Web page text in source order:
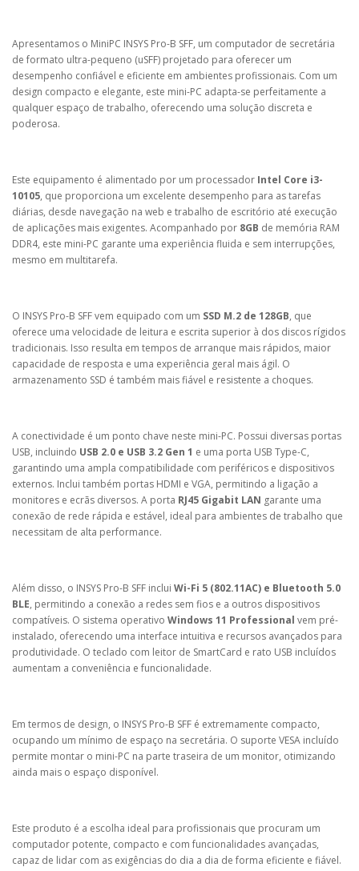
Apresentamos o MiniPC INSYS Pro-B SFF, um computador de secretária
de formato ultra-pequeno (uSFF) projetado para oferecer um
desempenho confiável e eficiente em ambientes profissionais. Com um
design compacto e elegante, este mini-PC adapta-se perfeitamente a
qualquer espaço de trabalho, oferecendo uma solução discreta e
poderosa.
Este equipamento é alimentado por um processador Intel Core i3-
10105, que proporciona um excelente desempenho para as tarefas
diárias, desde navegação na web e trabalho de escritório até execução
de aplicações mais exigentes. Acompanhado por 8GB de memória RAM
DDR4, este mini-PC garante uma experiência fluida e sem interrupções,
mesmo em multitarefa.
O INSYS Pro-B SFF vem equipado com um SSD M.2 de 128GB, que
oferece uma velocidade de leitura e escrita superior à dos discos rígidos
tradicionais. Isso resulta em tempos de arranque mais rápidos, maior
capacidade de resposta e uma experiência geral mais ágil. O
armazenamento SSD é também mais fiável e resistente a choques.
A conectividade é um ponto chave neste mini-PC. Possui diversas portas
USB, incluindo USB 2.0 e USB 3.2 Gen 1 e uma porta USB Type-C,
garantindo uma ampla compatibilidade com periféricos e dispositivos
externos. Inclui também portas HDMI e VGA, permitindo a ligação a
monitores e ecrãs diversos. A porta RJ45 Gigabit LAN garante uma
conexão de rede rápida e estável, ideal para ambientes de trabalho que
necessitam de alta performance.
Além disso, o INSYS Pro-B SFF inclui Wi-Fi 5 (802.11AC) e Bluetooth 5.0
BLE, permitindo a conexão a redes sem fios e a outros dispositivos
compatíveis. O sistema operativo Windows 11 Professional vem pré-
instalado, oferecendo uma interface intuitiva e recursos avançados para
produtividade. O teclado com leitor de SmartCard e rato USB incluídos
aumentam a conveniência e funcionalidade.
Em termos de design, o INSYS Pro-B SFF é extremamente compacto,
ocupando um mínimo de espaço na secretária. O suporte VESA incluído
permite montar o mini-PC na parte traseira de um monitor, otimizando
ainda mais o espaço disponível.
Este produto é a escolha ideal para profissionais que procuram um
computador potente, compacto e com funcionalidades avançadas,
capaz de lidar com as exigências do dia a dia de forma eficiente e fiável.